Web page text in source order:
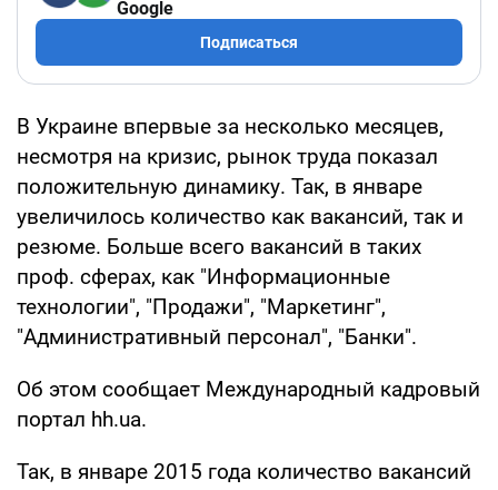
Google
Подписаться
В Украине впервые за несколько месяцев,
несмотря на кризис, рынок труда показал
положительную динамику. Так, в январе
увеличилось количество как вакансий, так и
резюме. Больше всего вакансий в таких
проф. сферах, как "Информационные
технологии", "Продажи", "Маркетинг",
"Административный персонал", "Банки".
Об этом сообщает Международный кадровый
портал hh.ua.
Так, в январе 2015 года количество вакансий